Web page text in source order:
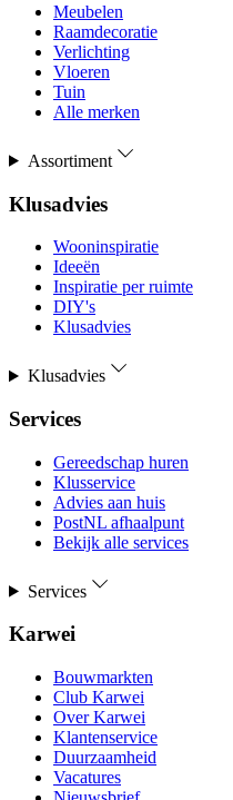
Meubelen
Raamdecoratie
Verlichting
Vloeren
Tuin
Alle merken
Assortiment
Klusadvies
Wooninspiratie
Ideeën
Inspiratie per ruimte
DIY's
Klusadvies
Klusadvies
Services
Gereedschap huren
Klusservice
Advies aan huis
PostNL afhaalpunt
Bekijk alle services
Services
Karwei
Bouwmarkten
Club Karwei
Over Karwei
Klantenservice
Duurzaamheid
Vacatures